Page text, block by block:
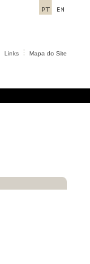
Links Mapa do Site